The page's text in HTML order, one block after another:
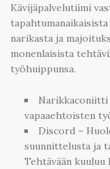
Kävijäpalvelutiimi
narikasta ja
monenlaisista
työhuippunsa.
Narikkaconiitti
vapaaehtoisten
Discord –
suunnittelusta ja
Tehtävään kuuluu